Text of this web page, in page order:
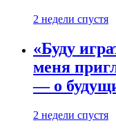
2 недели спустя
«Буду
меня
— о
2 недели спустя